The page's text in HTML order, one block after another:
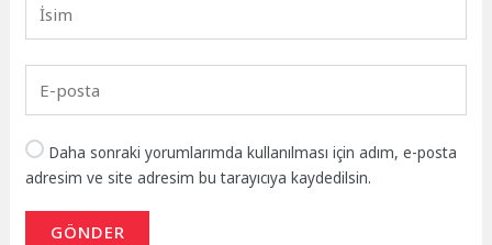
Daha sonraki yorumlarımda kullanılması için adım, e-posta
adresim ve site adresim bu tarayıcıya kaydedilsin.
GÖNDER